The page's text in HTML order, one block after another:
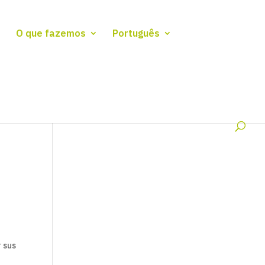
O que fazemos Português
sus